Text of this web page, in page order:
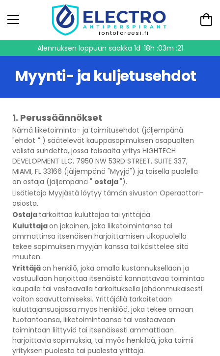
iontoforeesi.fi
Alennuksen loppuun saakka 1d :18h :03m :20
Myynti- ja kuljetusehdot
1. Perussäännökset
Nämä liiketoiminta- ja toimitusehdot (jäljempänä
"ehdot " ) säätelevät kauppasopimuksen osapuolten
välistä suhdetta, jossa toisaalta yritys HIGHTECH
DEVELOPMENT LLC, 7950 NW 53RD STREET, SUITE 337,
MIAMI, FL 33166 (jäljempänä "Myyjä") ja toisella puolella
on ostaja (jäljempänä " ostaja").
Lisätietoja Myyjästä löytyy tämän sivuston Operaattori-
osiosta.
Ostaja tarkoittaa kuluttajaa tai yrittäjää.
Kuluttajaon jokainen, joka liiketoimintansa tai
ammattinsa itsenäisen harjoittamisen ulkopuolella
tekee sopimuksen myyjän kanssa tai käsittelee sitä
muuten.
Yrittäjäon henkilö, joka omalla kustannuksellaan ja
vastuullaan harjoittaa itsenäistä kannattavaa toimintaa
kaupalla tai vastaavalla tarkoituksella johdonmukaisesti
voiton saavuttamiseksi. Yrittäjällä tarkoitetaan
kuluttajansuojassa myös henkilöä, joka tekee omaan
tuotantoonsa, liiketoimintaansa tai vastaavaan
toimintaan liittyviä tai itsenäisesti ammattiaan
harjoittavia sopimuksia, tai myös henkilöä, joka toimii
yrityksen puolesta tai puolesta yrittäjä.